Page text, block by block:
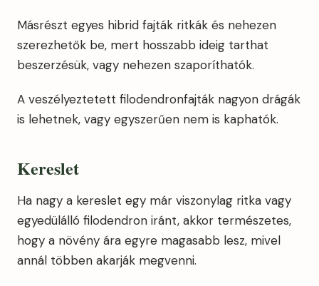
Másrészt egyes hibrid fajták ritkák és nehezen
szerezhetők be, mert hosszabb ideig tarthat
beszerzésük, vagy nehezen szaporíthatók.
A veszélyeztetett filodendronfajták nagyon drágák
is lehetnek, vagy egyszerűen nem is kaphatók.
Kereslet
Ha nagy a kereslet egy már viszonylag ritka vagy
egyedülálló filodendron iránt, akkor természetes,
hogy a növény ára egyre magasabb lesz, mivel
annál többen akarják megvenni.